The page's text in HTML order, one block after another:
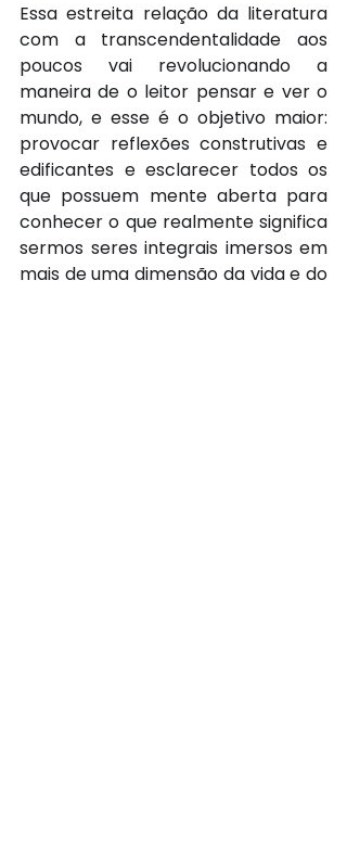
Essa estreita relação da literatura
com a transcendentalidade aos
poucos vai revolucionando a
maneira de o leitor pensar e ver o
mundo, e esse é o objetivo maior:
provocar reflexões construtivas e
edificantes e esclarecer todos os
que possuem mente aberta para
conhecer o que realmente significa
sermos seres integrais imersos em
mais de uma dimensão da vida e do